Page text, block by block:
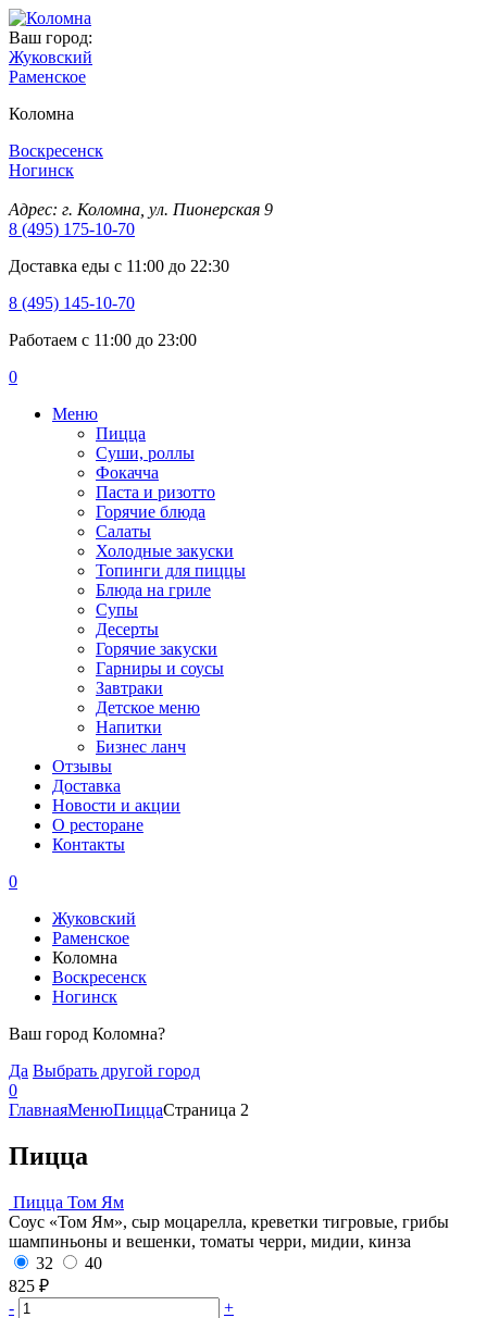
Ваш город:
Жуковский
Раменское
Коломна
Воскресенск
Ногинск
Адрес: г. Коломна, ул. Пионерская 9
8 (495) 175-10-70
Доставка еды с 11:00 до 22:30
8 (495) 145-10-70
Работаем с 11:00 до 23:00
0
Меню
Пицца
Суши, роллы
Фокачча
Паста и ризотто
Горячие блюда
Салаты
Холодные закуски
Топинги для пиццы
Блюда на гриле
Супы
Десерты
Горячие закуски
Гарниры и соусы
Завтраки
Детское меню
Напитки
Бизнес ланч
Отзывы
Доставка
Новости и акции
О ресторане
Контакты
0
Жуковский
Раменское
Коломна
Воскресенск
Ногинск
Ваш город Коломна?
Да Выбрать другой город
0
ГлавнаяМенюПиццаСтраница 2
Пицца
Пицца Том Ям
Соус «Том Ям», сыр моцарелла, креветки тигровые, грибы
шампиньоны и вешенки, томаты черри, мидии, кинза
32
40
825 ₽
-
+